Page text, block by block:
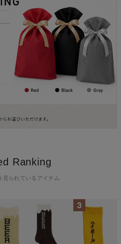
Ranking
見られているアイテム